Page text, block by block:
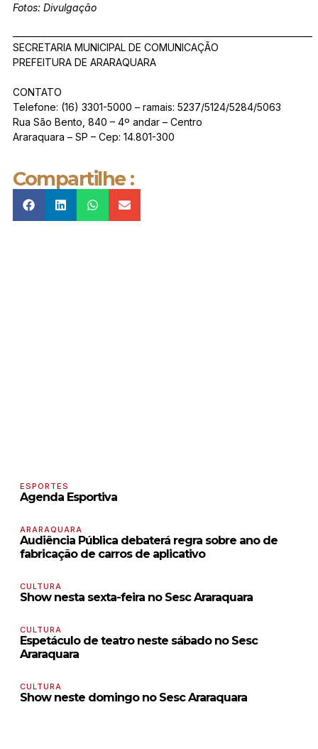
Fotos: Divulgação
SECRETARIA MUNICIPAL DE COMUNICAÇÃO
PREFEITURA DE ARARAQUARA
CONTATO
Telefone: (16) 3301-5000 – ramais: 5237/5124/5284/5063
Rua São Bento, 840 – 4º andar – Centro
Araraquara – SP – Cep: 14.801-300
Compartilhe :
ESPORTES
Agenda Esportiva
ARARAQUARA
Audiência Pública debaterá regra sobre ano de
fabricação de carros de aplicativo
CULTURA
Show nesta sexta-feira no Sesc Araraquara
CULTURA
Espetáculo de teatro neste sábado no Sesc
Araraquara
CULTURA
Show neste domingo no Sesc Araraquara